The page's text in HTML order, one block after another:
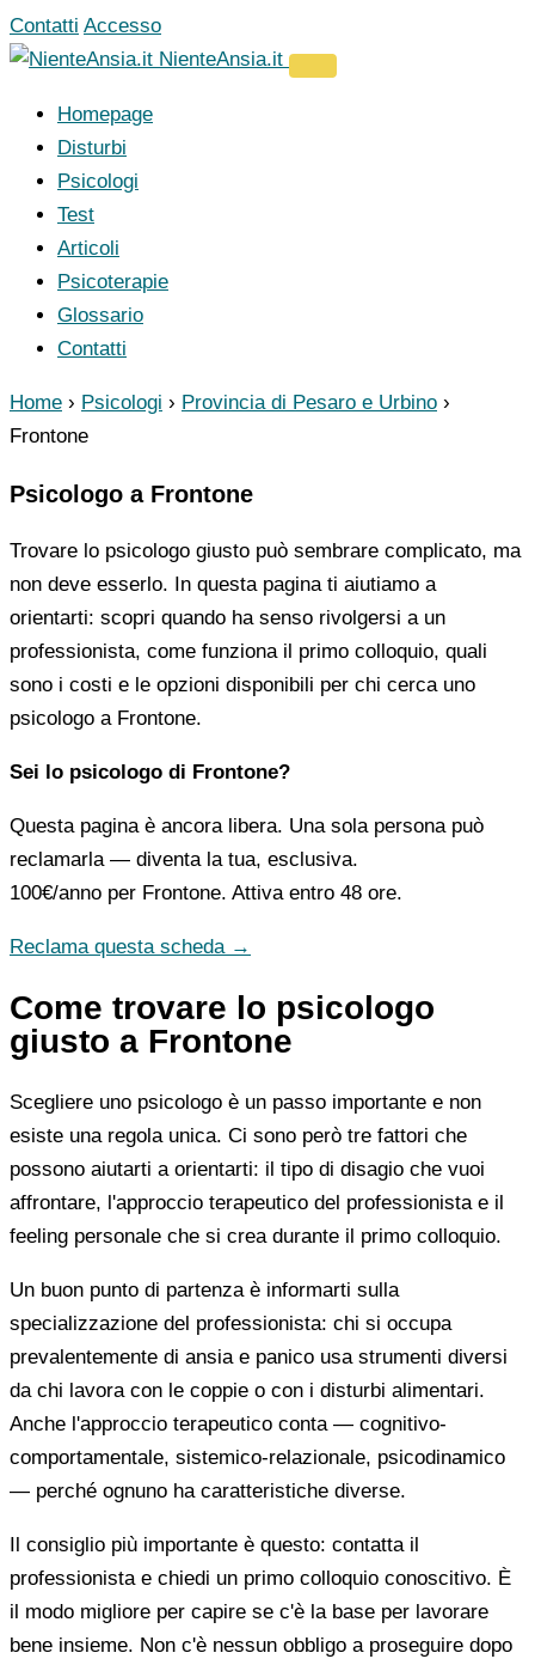
Vai
al
Contatti Accesso
NienteAnsia.it
Homepage
Disturbi
Psicologi
Test
Articoli
Psicoterapie
Glossario
Contatti
Home › Psicologi › Provincia di Pesaro e Urbino ›
Frontone
Psicologo a Frontone
Trovare lo psicologo giusto può sembrare complicato, ma
non deve esserlo. In questa pagina ti aiutiamo a
orientarti: scopri quando ha senso rivolgersi a un
professionista, come funziona il primo colloquio, quali
sono i costi e le opzioni disponibili per chi cerca uno
psicologo a Frontone.
Sei lo psicologo di Frontone?
Questa pagina è ancora libera. Una sola persona può
reclamarla — diventa la tua, esclusiva.
100€/anno per Frontone. Attiva entro 48 ore.
Reclama questa scheda →
Come trovare lo psicologo
giusto a Frontone
Scegliere uno psicologo è un passo importante e non
esiste una regola unica. Ci sono però tre fattori che
possono aiutarti a orientarti: il tipo di disagio che vuoi
affrontare, l'approccio terapeutico del professionista e il
feeling personale che si crea durante il primo colloquio.
Un buon punto di partenza è informarti sulla
specializzazione del professionista: chi si occupa
prevalentemente di ansia e panico usa strumenti diversi
da chi lavora con le coppie o con i disturbi alimentari.
Anche l'approccio terapeutico conta — cognitivo-
comportamentale, sistemico-relazionale, psicodinamico
— perché ognuno ha caratteristiche diverse.
Il consiglio più importante è questo: contatta il
professionista e chiedi un primo colloquio conoscitivo. È
il modo migliore per capire se c'è la base per lavorare
bene insieme. Non c'è nessun obbligo a proseguire dopo